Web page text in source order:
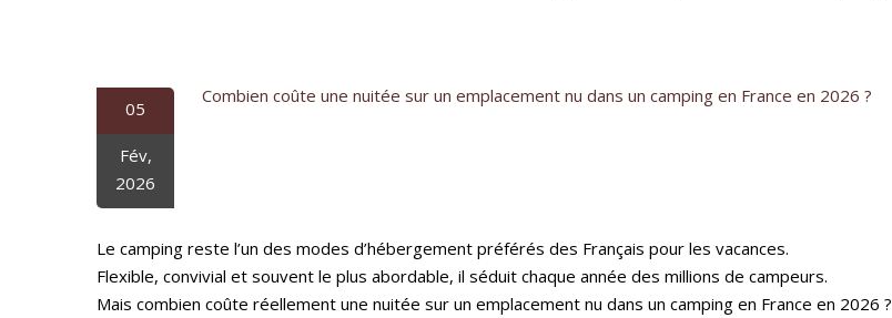
05
Fév,
2026
Combien coûte une nuitée sur un emplacement nu dans un camping en France en 2026 ?
Le camping reste l’un des modes d’hébergement préférés des Français pour les vacances.
Flexible, convivial et souvent le plus abordable, il séduit chaque année des millions de campeurs.
Mais combien coûte réellement une nuitée sur un emplacement nu dans un camping en France en 2026 ?